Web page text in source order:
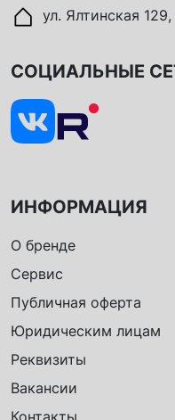
ул. Ялтинская
ИНФОРМАЦИЯ
О бренде
Сервис
Публичная оферта
Юридическим лицам
Реквизиты
Вакансии
СОЦИАЛЬНЫЕ